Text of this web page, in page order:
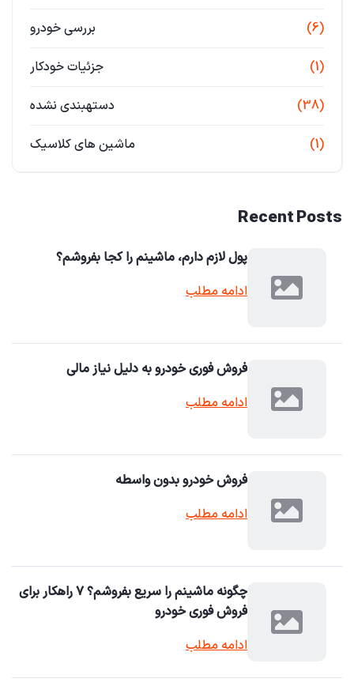
بررسی خودرو (6)
جزئیات خودکار (1)
دستهبندی نشده (38)
ماشین های کلاسیک (1)
Recent Posts
پول لازم دارم، ماشینم را کجا بفروشم؟
ادامه مطلب
فروش فوری خودرو به دلیل نیاز مالی
ادامه مطلب
فروش خودرو بدون واسطه
ادامه مطلب
چگونه ماشینم را سریع بفروشم؟ ۷ راهکار برای
فروش فوری خودرو
ادامه مطلب